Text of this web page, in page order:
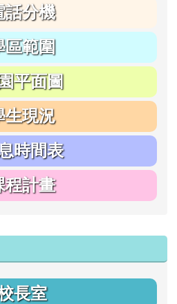
話分機
區範圍
平面圖
生現況
時間表
程計畫
長室